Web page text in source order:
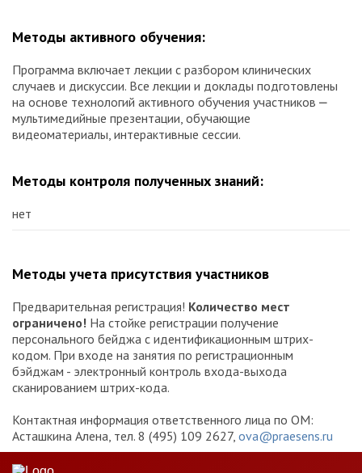
Методы активного обучения:
Программа включает лекции с разбором клинических
случаев и дискуссии. Все лекции и доклады подготовлены
на основе технологий активного обучения участников ⎼
мультимедийные презентации, обучающие
видеоматериалы, интерактивные сессии.
Методы контроля полученных знаний:
нет
Методы учета присутствия участников
Предварительная регистрация! Количество мест
ограничено! На стойке регистрации получение
персонального бейджа с идентификационным штрих-
кодом. При входе на занятия по регистрационным
бэйджам - электронный контроль входа-выхода
сканированием штрих-кода.
Контактная информация ответственного лица по ОМ:
Асташкина Алена, тел. 8 (495) 109 2627, ova@praesens.ru